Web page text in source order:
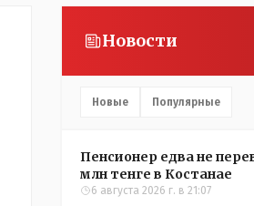
Новости
Новые Популярные
Пенсионер едва не
млн тенге в Костанае
6 августа 2026 г. в 21:07